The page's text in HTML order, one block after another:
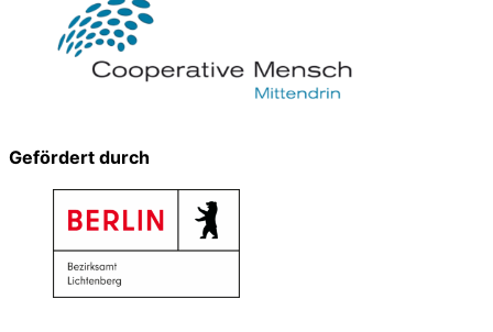
Gefördert durch